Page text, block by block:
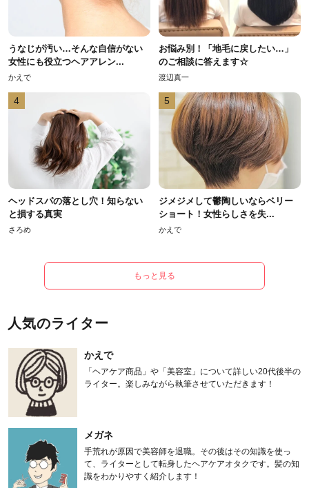
うなじが汚い…そんな自信がない
女性にも役立つヘアアレン...
かえで
お悩み別！「地毛に戻したい…」
のご相談に答えます☆
渡辺真一
4
ヘッドスパの落とし穴！知らない
と損する真実
さろめ
5
ジメジメして鬱陶しいならベリー
ショート！女性らしさを失...
かえで
もっと見る
人気のライター
かえで
「ヘアケア商品」や「美容室」について詳しい20代後半の
ライター。楽しみながら執筆させていただきます！
メガネ
手荒れが原因で美容師を退職。その後はその知識を使っ
て、ライターとして転身したヘアケアオタクです。髪の知
識をわかりやすく紹介します！